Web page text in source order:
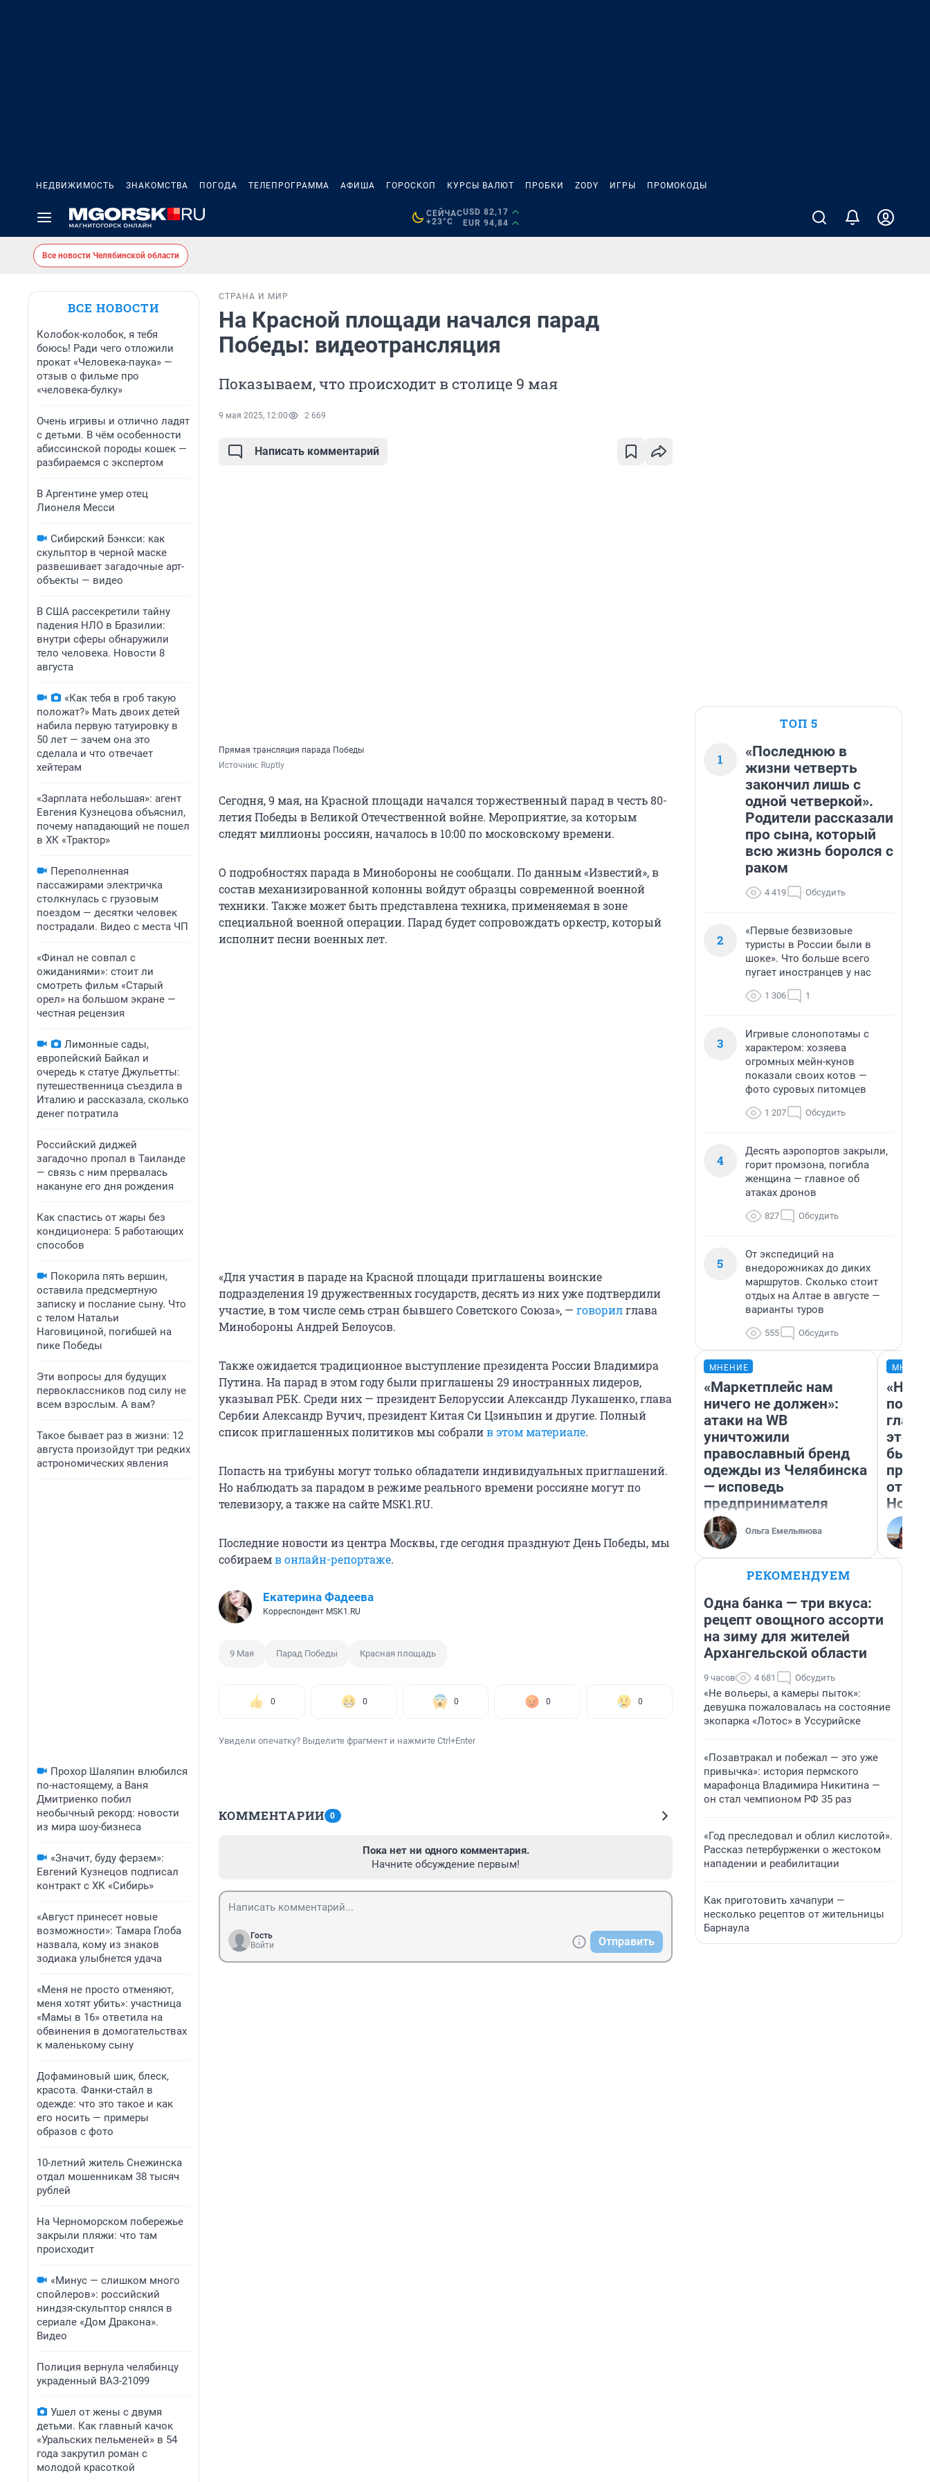
НЕДВИЖИМОСТЬ ЗНАКОМСТВА ПОГОДА ТЕЛЕПРОГРАММА АФИША ГОРОСКОП КУРСЫ ВАЛЮТ ПРОБКИ ZODY ИГРЫ ПРОМОКОДЫ
СЕЙЧАС
+23°C
USD 82,17
EUR 94,84
Все новости Челябинской области
ВСЕ НОВОСТИ
Колобок-колобок, я тебя
боюсь! Ради чего отложили
прокат «Человека-паука» —
отзыв о фильме про
«человека-булку»
Очень игривы и отлично ладят
с детьми. В чём особенности
абиссинской породы кошек —
разбираемся с экспертом
В Аргентине умер отец
Лионеля Месси
Сибирский Бэнкси: как
скульптор в черной маске
развешивает загадочные арт-
объекты — видео
В США рассекретили тайну
падения НЛО в Бразилии:
внутри сферы обнаружили
тело человека. Новости 8
августа
«Как тебя в гроб такую
положат?» Мать двоих детей
набила первую татуировку в
50 лет — зачем она это
сделала и что отвечает
хейтерам
«Зарплата небольшая»: агент
Евгения Кузнецова объяснил,
почему нападающий не пошел
в ХК «Трактор»
Переполненная
пассажирами электричка
столкнулась с грузовым
поездом — десятки человек
пострадали. Видео с места ЧП
«Финал не совпал с
ожиданиями»: стоит ли
смотреть фильм «Старый
орел» на большом экране —
честная рецензия
Лимонные сады,
европейский Байкал и
очередь к статуе Джульетты:
путешественница съездила в
Италию и рассказала, сколько
денег потратила
Российский диджей
загадочно пропал в Таиланде
— связь с ним прервалась
накануне его дня рождения
Как спастись от жары без
кондиционера: 5 работающих
способов
Покорила пять вершин,
оставила предсмертную
записку и послание сыну. Что
с телом Натальи
Наговициной, погибшей на
пике Победы
Эти вопросы для будущих
первоклассников под силу не
всем взрослым. А вам?
Такое бывает раз в жизни: 12
августа произойдут три редких
астрономических явления
Прохор Шаляпин влюбился
по-настоящему, а Ваня
Дмитриенко побил
необычный рекорд: новости
из мира шоу-бизнеса
«Значит, буду ферзем»:
Евгений Кузнецов подписал
контракт с ХК «Сибирь»
«Август принесет новые
возможности»: Тамара Глоба
назвала, кому из знаков
зодиака улыбнется удача
«Меня не просто отменяют,
меня хотят убить»: участница
«Мамы в 16» ответила на
обвинения в домогательствах
к маленькому сыну
Дофаминовый шик, блеск,
красота. Фанки-стайл в
одежде: что это такое и как
его носить — примеры
образов с фото
10-летний житель Снежинска
отдал мошенникам 38 тысяч
рублей
На Черноморском побережье
закрыли пляжи: что там
происходит
«Минус — слишком много
спойлеров»: российский
ниндзя-скульптор снялся в
сериале «Дом Дракона».
Видео
Полиция вернула челябинцу
украденный ВАЗ-21099
Ушел от жены с двумя
детьми. Как главный качок
«Уральских пельменей» в 54
года закрутил роман с
молодой красоткой
СТРАНА И МИР
На Красной площади начался парад
Победы: видеотрансляция
Показываем, что происходит в столице 9 мая
9 мая 2025, 12:00 2 669
Написать комментарий
Прямая трансляция парада Победы
Источник: Ruptly
Сегодня, 9 мая, на Красной площади начался торжественный парад в честь 80-
летия Победы в Великой Отечественной войне. Мероприятие, за которым
следят миллионы россиян, началось в 10:00 по московскому времени.
О подробностях парада в Минобороны не сообщали. По данным «Известий», в
состав механизированной колонны войдут образцы современной военной
техники. Также может быть представлена техника, применяемая в зоне
специальной военной операции. Парад будет сопровождать оркестр, который
исполнит песни военных лет.
«Для участия в параде на Красной площади приглашены воинские
подразделения 19 дружественных государств, десять из них уже подтвердили
участие, в том числе семь стран бывшего Советского Союза», — говорилглава
Минобороны Андрей Белоусов.
Также ожидается традиционное выступление президента России Владимира
Путина. На парад в этом году были приглашены 29 иностранных лидеров,
указывал РБК. Среди них — президент Белоруссии Александр Лукашенко, глава
Сербии Александр Вучич, президент Китая Си Цзиньпин и другие. Полный
список приглашенных политиков мы собралив этом материале.
Попасть на трибуны могут только обладатели индивидуальных приглашений.
Но наблюдать за парадом в режиме реального времени россияне могут по
телевизору, а также на сайте MSK1.RU.
Последние новости из центра Москвы, где сегодня празднуют День Победы, мы
собираемв онлайн-репортаже.
Екатерина Фадеева
Корреспондент MSK1.RU
9 Мая Парад Победы Красная площадь
0 0 0 0 0
Увидели опечатку? Выделите фрагмент и нажмите Ctrl+Enter
КОММЕНТАРИИ 0
Пока нет ни одного комментария.
Начните обсуждение первым!
Гость
Войти
Отправить
ТОП 5
1
«Последнюю в
жизни четверть
закончил лишь с
одной четверкой».
Родители рассказали
про сына, который
всю жизнь боролся с
раком
4 419 Обсудить
2
«Первые безвизовые
туристы в России были в
шоке». Что больше всего
пугает иностранцев у нас
1 306 1
3
Игривые слонопотамы с
характером: хозяева
огромных мейн-кунов
показали своих котов —
фото суровых питомцев
1 207 Обсудить
4
Десять аэропортов закрыли,
горит промзона, погибла
женщина — главное об
атаках дронов
827 Обсудить
5
От экспедиций на
внедорожниках до диких
маршрутов. Сколько стоит
отдых на Алтае в августе —
варианты туров
555 Обсудить
МНЕНИЕ
«Маркетплейс нам
ничего не должен»:
атаки на WB
уничтожили
православный бренд
одежды из Челябинска
— исповедь
предпринимателя
Ольга Емельянова
этого
бьет
РЕКОМЕНДУЕМ
Одна банка — три вкуса:
рецепт овощного ассорти
на зиму для жителей
Архангельской области
9 часов 4 681 Обсудить
«Не вольеры, а камеры пыток»:
девушка пожаловалась на состояние
экопарка «Лотос» в Уссурийске
«Позавтракал и побежал — это уже
привычка»: история пермского
марафонца Владимира Никитина —
он стал чемпионом РФ 35 раз
«Год преследовал и облил кислотой».
Рассказ петербурженки о жестоком
нападении и реабилитации
Как приготовить хачапури —
несколько рецептов от жительницы
Барнаула